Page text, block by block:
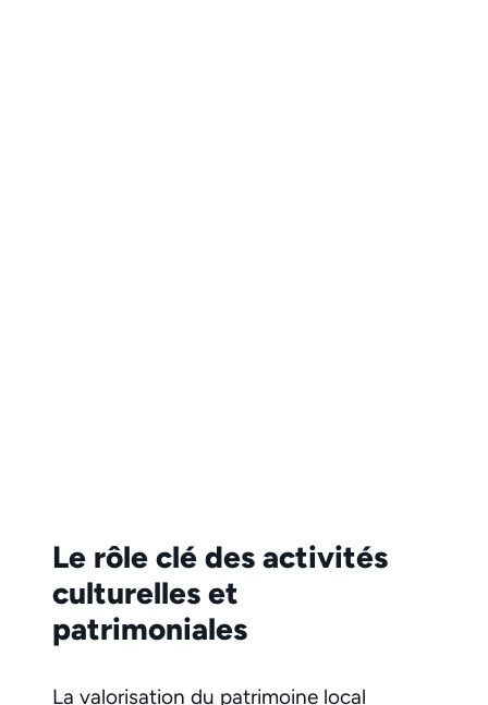
Le rôle clé des activités
culturelles et
patrimoniales
La valorisation du patrimoine local